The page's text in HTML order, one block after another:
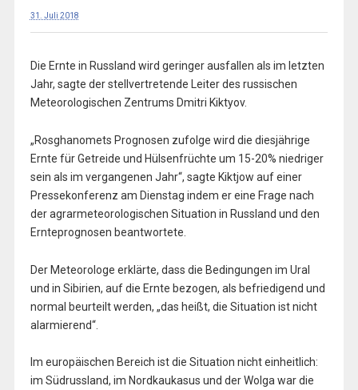
31. Juli 2018
Die Ernte in Russland wird geringer ausfallen als im letzten
Jahr, sagte der stellvertretende Leiter des russischen
Meteorologischen Zentrums Dmitri Kiktyov.
„Rosghanomets Prognosen zufolge wird die diesjährige
Ernte für Getreide und Hülsenfrüchte um 15-20% niedriger
sein als im vergangenen Jahr“, sagte Kiktjow auf einer
Pressekonferenz am Dienstag indem er eine Frage nach
der agrarmeteorologischen Situation in Russland und den
Ernteprognosen beantwortete.
Der Meteorologe erklärte, dass die Bedingungen im Ural
und in Sibirien, auf die Ernte bezogen, als befriedigend und
normal beurteilt werden, „das heißt, die Situation ist nicht
alarmierend“.
Im europäischen Bereich ist die Situation nicht einheitlich:
im Südrussland, im Nordkaukasus und der Wolga war die